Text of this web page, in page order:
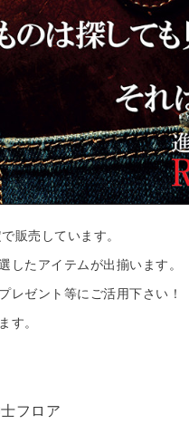
販売しています。
したアイテムが出揃います。
レゼント等にご活用下さい！
す。
フロア